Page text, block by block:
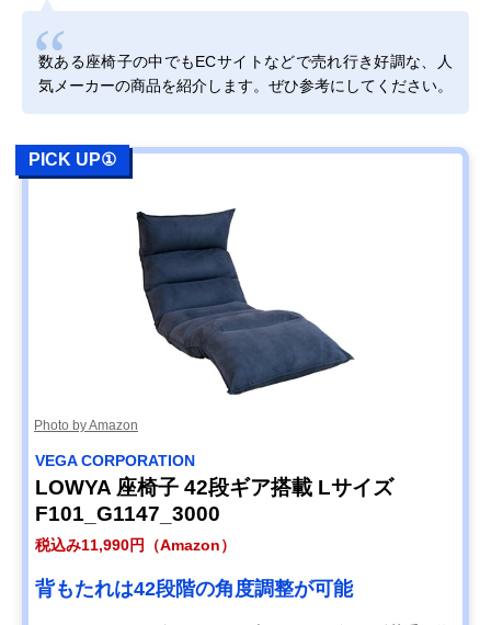
数ある座椅子の中でもECサイトなどで売れ行き好調な、人
気メーカーの商品を紹介します。ぜひ参考にしてください。
PICK UP①
Photo by Amazon
VEGA CORPORATION
LOWYA 座椅子 42段ギア搭載 Lサイズ
F101_G1147_3000
税込み11,990円（Amazon）
背もたれは42段階の角度調整が可能